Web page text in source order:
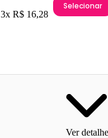
3x R$ 16,28
Selecionar
Ver